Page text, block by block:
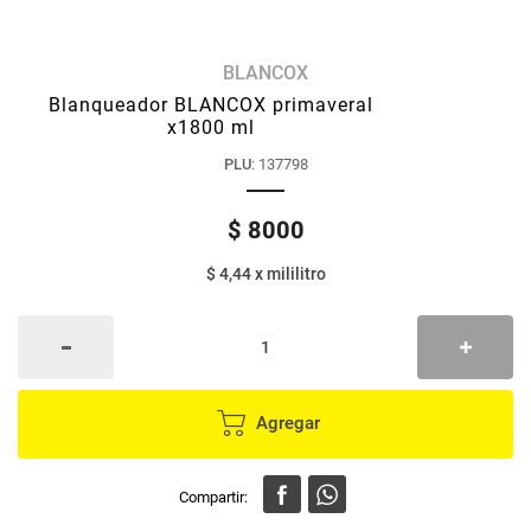
BLANCOX
Blanqueador BLANCOX primaveral
x1800 ml
PLU: 137798
$ 8000
$ 4,44xmililitro
Agregar